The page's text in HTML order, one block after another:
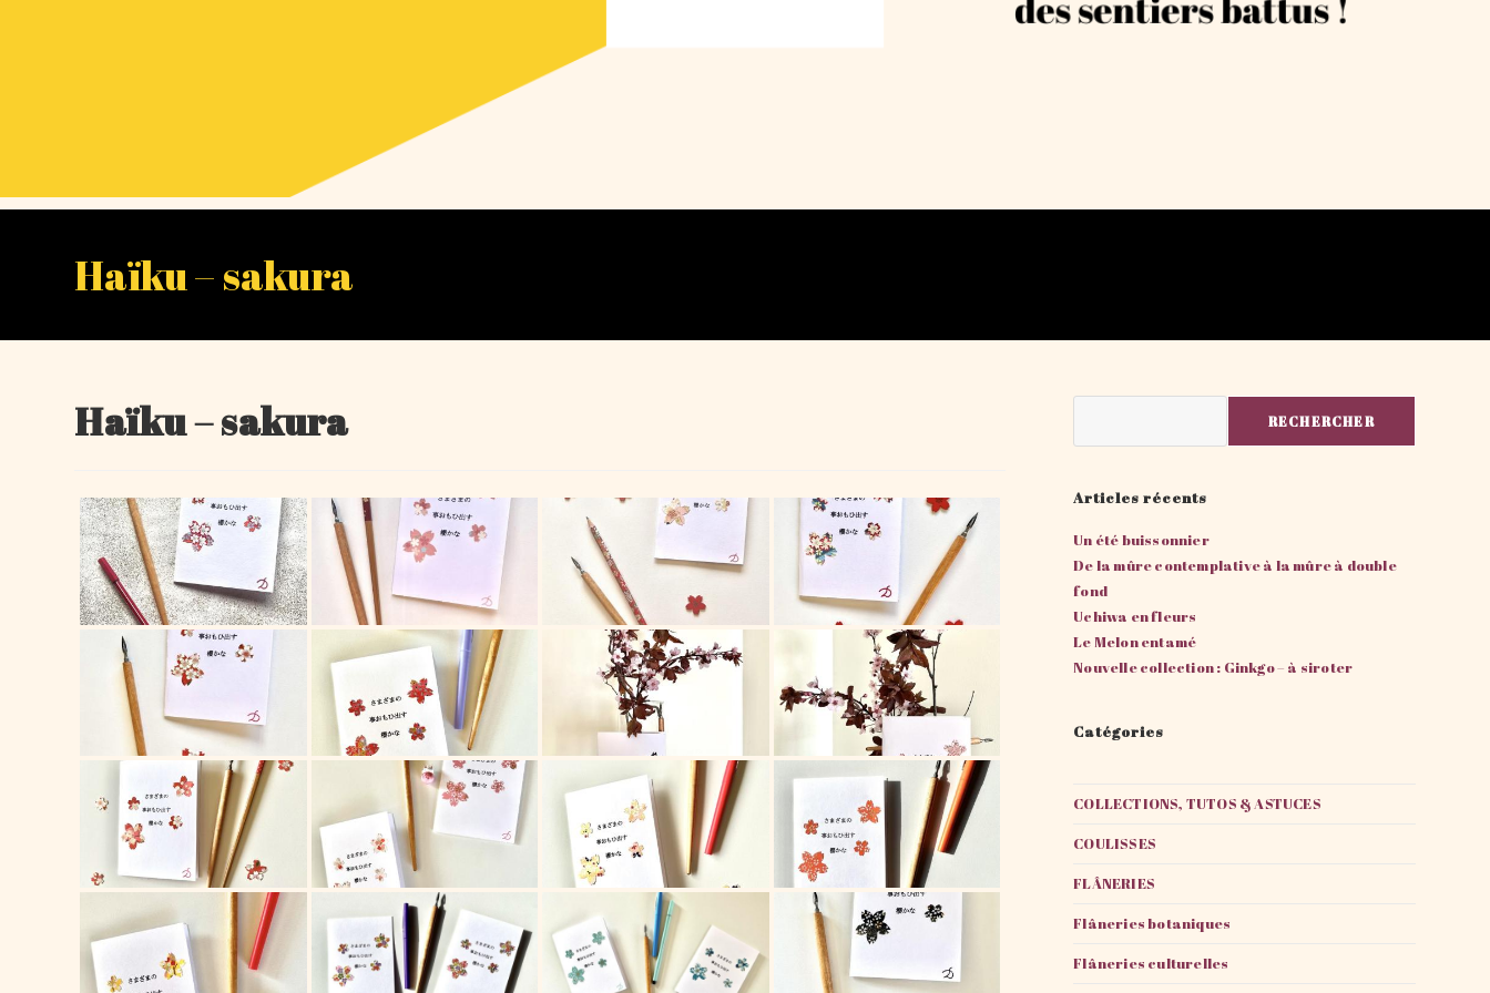
Haïku – sakura
Haïku – sakura RECHERCHER
Articles récents
Un été buissonnier
De la mûre contemplative à la mûre à double
fond
Uchiwa en fleurs
Le Melon entamé
Nouvelle collection : Ginkgo – à siroter
Catégories
COLLECTIONS, TUTOS & ASTUCES
COULISSES
FLÂNERIES
Flâneries botaniques
Flâneries culturelles